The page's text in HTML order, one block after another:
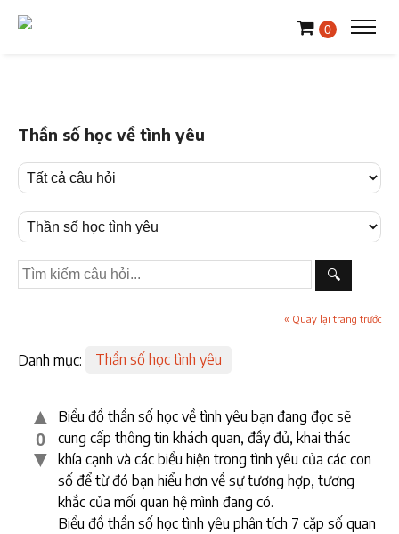
0
Thần số học về tình yêu
🔍
« Quay lại trang trước
Danh mục: Thần số học tình yêu
▲
0
▼
Biểu đồ thần số học về tình yêu bạn đang đọc sẽ
cung cấp thông tin khách quan, đầy đủ, khai thác
khía cạnh và các biểu hiện trong tình yêu của các con
số để từ đó bạn hiểu hơn về sự tương hợp, tương
khắc của mối quan hệ mình đang có.
Biểu đồ thần số học tình yêu phân tích 7 cặp số quan